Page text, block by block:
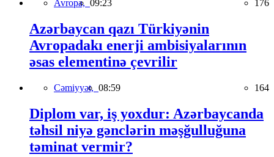
Avropa, 09:23 176
Azərbaycan qazı Türkiyənin
Avropadakı enerji ambisiyalarının
əsas elementinə çevrilir
Cəmiyyət, 08:59 164
Diplom var, iş yoxdur: Azərbaycanda
təhsil niyə gənclərin məşğulluğuna
təminat vermir?